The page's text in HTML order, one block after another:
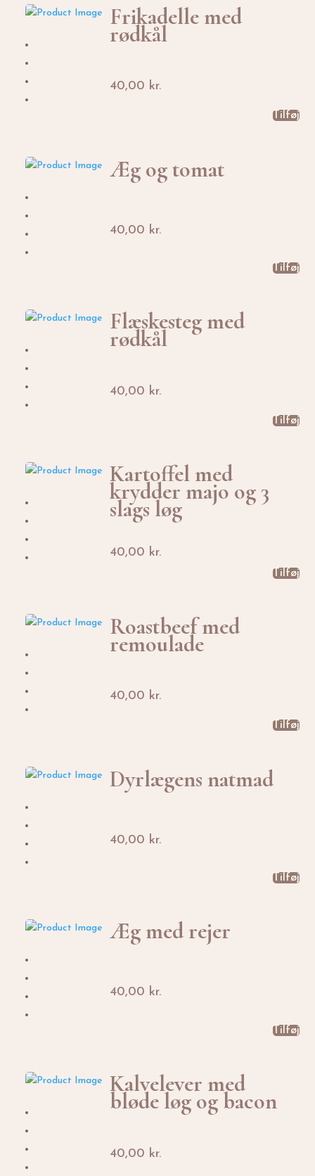
Frikadelle med
rødkål
40,00 kr.
Tilføj
Æg og tomat
40,00 kr.
Tilføj
Flæskesteg med
rødkål
40,00 kr.
Tilføj
Kartoffel med
krydder majo og 3
slags løg
40,00 kr.
Tilføj
Roastbeef med
remoulade
40,00 kr.
Tilføj
Dyrlægens natmad
40,00 kr.
Tilføj
Æg med rejer
40,00 kr.
Tilføj
Kalvelever med
bløde løg og bacon
40,00 kr.